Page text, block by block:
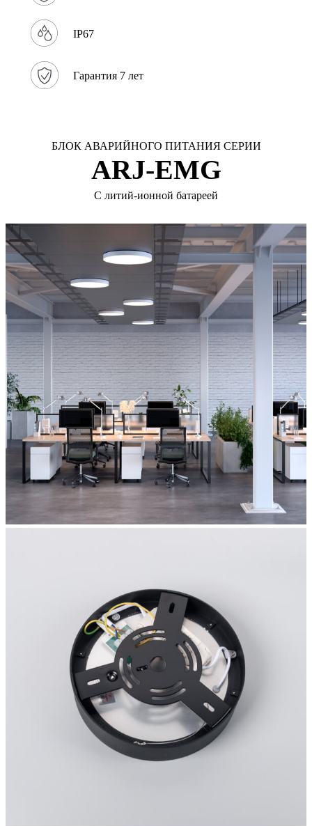
IP67
Гарантия 7 лет
БЛОК АВАРИЙНОГО ПИТАНИЯ СЕРИИ
ARJ-EMG
С литий-ионной батареей